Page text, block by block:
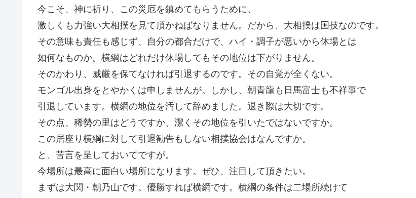
今こそ、神に祈り、この災厄を鎮めてもらうために、
激しくも力強い大相撲を見て頂かねばなりません。だから、大相撲は国技なのです。
その意味も責任も感じず、自分の都合だけで、ハイ・調子が悪いから休場とは
如何なものか。横綱はどれだけ休場してもその地位は下がりません。
そのかわり、威厳を保てなければ引退するのです。その自覚が全くない。
モンゴル出身をとやかくは申しませんが。しかし、朝青龍も日馬富士も不祥事で
引退しています。横綱の地位を汚して辞めました。退き際は大切です。
その点、稀勢の里はどうですか、潔くその地位を引いたではないですか。
この居座り横綱に対して引退勧告もしない相撲協会はなんですか。
と、苦言を呈しておいてですが。
今場所は最高に面白い場所になります。ぜひ、注目して頂きたい。
まずは大関・朝乃山です。優勝すれば横綱です。横綱の条件は二場所続けて